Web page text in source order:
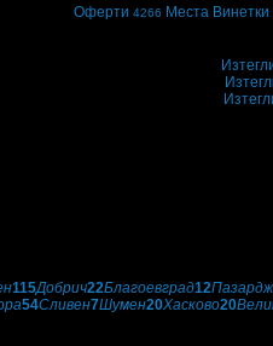
Оферти 4266 Места Винетки
115Добрич22Благоевград12
54Сливен7Шумен20Хасково20